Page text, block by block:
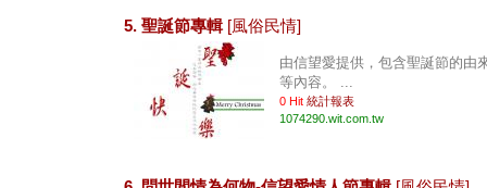
5. 聖誕節專輯 [風俗民情]
由信望愛提供，包含聖誕節的由
等內容。 ...
0 Hit 統計報表
1074290.wit.com.tw